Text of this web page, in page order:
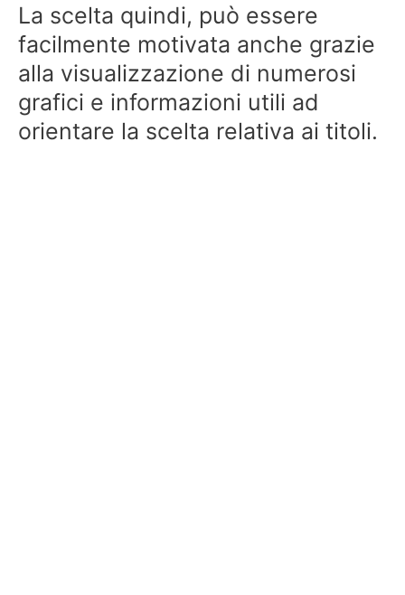
La scelta quindi, può essere
facilmente motivata anche grazie
alla visualizzazione di numerosi
grafici e informazioni utili ad
orientare la scelta relativa ai titoli.